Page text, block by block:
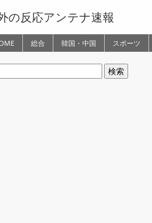
の反応アンテナ速報
総合 韓国・中国 スポーツ